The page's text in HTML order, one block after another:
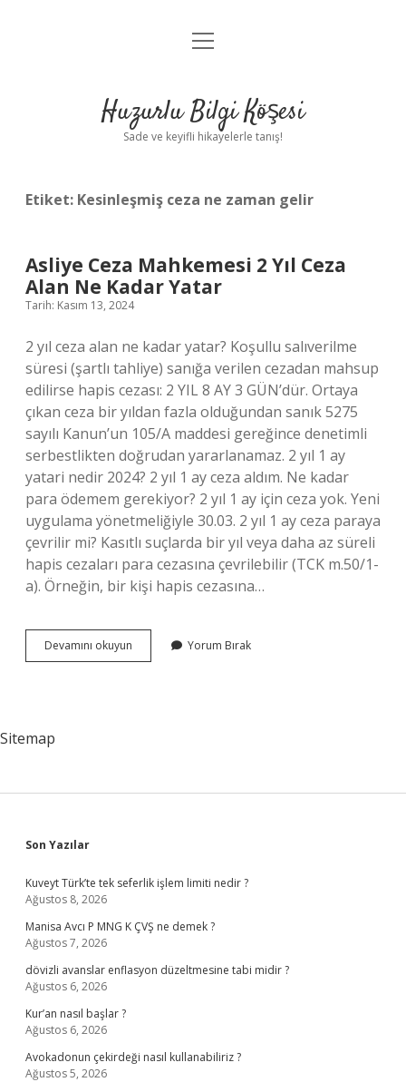
Anasayfa
Yasal Uyarı
menüyü
Huzurlu Bilgi Köşesi
Sade ve keyifli hikayelerle tanış!
Etiket: Kesinleşmiş ceza ne zaman gelir
Asliye Ceza Mahkemesi 2 Yıl Ceza
Alan Ne Kadar Yatar
Tarih: Kasım 13, 2024
2 yıl ceza alan ne kadar yatar? Koşullu salıverilme
süresi (şartlı tahliye) sanığa verilen cezadan mahsup
edilirse hapis cezası: 2 YIL 8 AY 3 GÜN’dür. Ortaya
çıkan ceza bir yıldan fazla olduğundan sanık 5275
sayılı Kanun’un 105/A maddesi gereğince denetimli
serbestlikten doğrudan yararlanamaz. 2 yıl 1 ay
yatari nedir 2024? 2 yıl 1 ay ceza aldım. Ne kadar
para ödemem gerekiyor? 2 yıl 1 ay için ceza yok. Yeni
uygulama yönetmeliğiyle 30.03. 2 yıl 1 ay ceza paraya
çevrilir mi? Kasıtlı suçlarda bir yıl veya daha az süreli
hapis cezaları para cezasına çevrilebilir (TCK m.50/1-
a). Örneğin, bir kişi hapis cezasına…
Devamını okuyun
Ceza
Yatar
Yorum Bırak
Sitemap
Sidebar
Son Yazılar
Kuveyt Türk’te tek seferlik işlem limiti nedir ?
Ağustos 8, 2026
Manisa Avcı P MNG K ÇVŞ ne demek ?
Ağustos 7, 2026
dövizli avanslar enflasyon düzeltmesine tabi midir ?
Ağustos 6, 2026
Kur’an nasıl başlar ?
Ağustos 6, 2026
Avokadonun çekirdeği nasıl kullanabiliriz ?
Ağustos 5, 2026